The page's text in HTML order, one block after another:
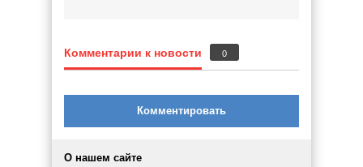
Комментарии к новости 0
Комментировать
О нашем сайте